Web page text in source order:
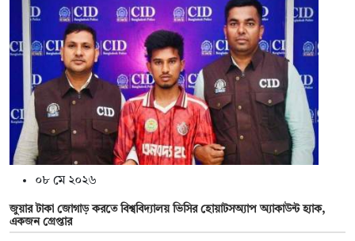
০৮ মে ২০২৬
জুয়ার টাকা জোগাড় করতে বিশ্ববিদ্যালয় ভিসির হোয়াটসঅ্যাপ অ্যাকাউন্ট হ্যাক,
একজন গ্রেপ্তার